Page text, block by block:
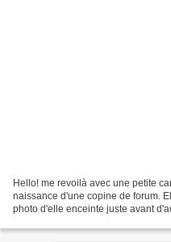
Hello! me revoilà avec une petite
naissance d'une copine de forum.
photo d'elle enceinte juste avant